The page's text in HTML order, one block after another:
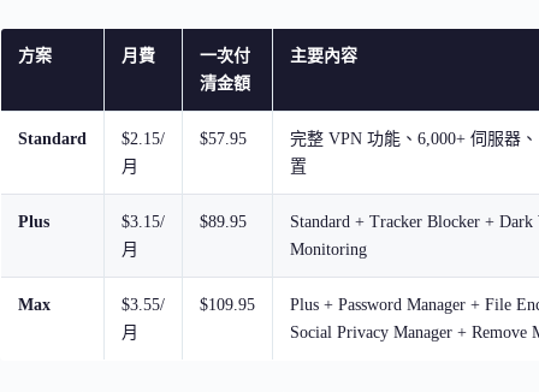
方案 月費
一次付
清金額
主要內容
Standard
$2.15/
月
$57.95
完整 VPN 功能、6,000+ 伺服器
置
Plus
$3.15/
月
$89.95
Standard + Tracker Blocker + Dark
Monitoring
Max
$3.55/
月
$109.95
Plus + Password Manager + File
Social Privacy Manager + Remove